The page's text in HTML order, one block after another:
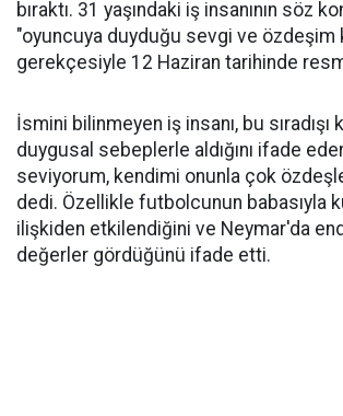
bıraktı. 31 yaşındaki iş insanının söz
"oyuncuya duyduğu sevgi ve özdeşim
gerekçesiyle 12 Haziran tarihinde
İsmini bilinmeyen iş insanı, bu sıradışı
duygusal sebeplerle aldığını ifade
seviyorum, kendimi onunla çok
dedi. Özellikle futbolcunun babasıyla
ilişkiden etkilendiğini ve Neymar'da
değerler gördüğünü ifade etti.